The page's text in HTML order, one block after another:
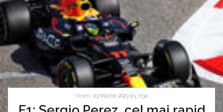
Vineri, 03 Martie 2023 | F1 TOP